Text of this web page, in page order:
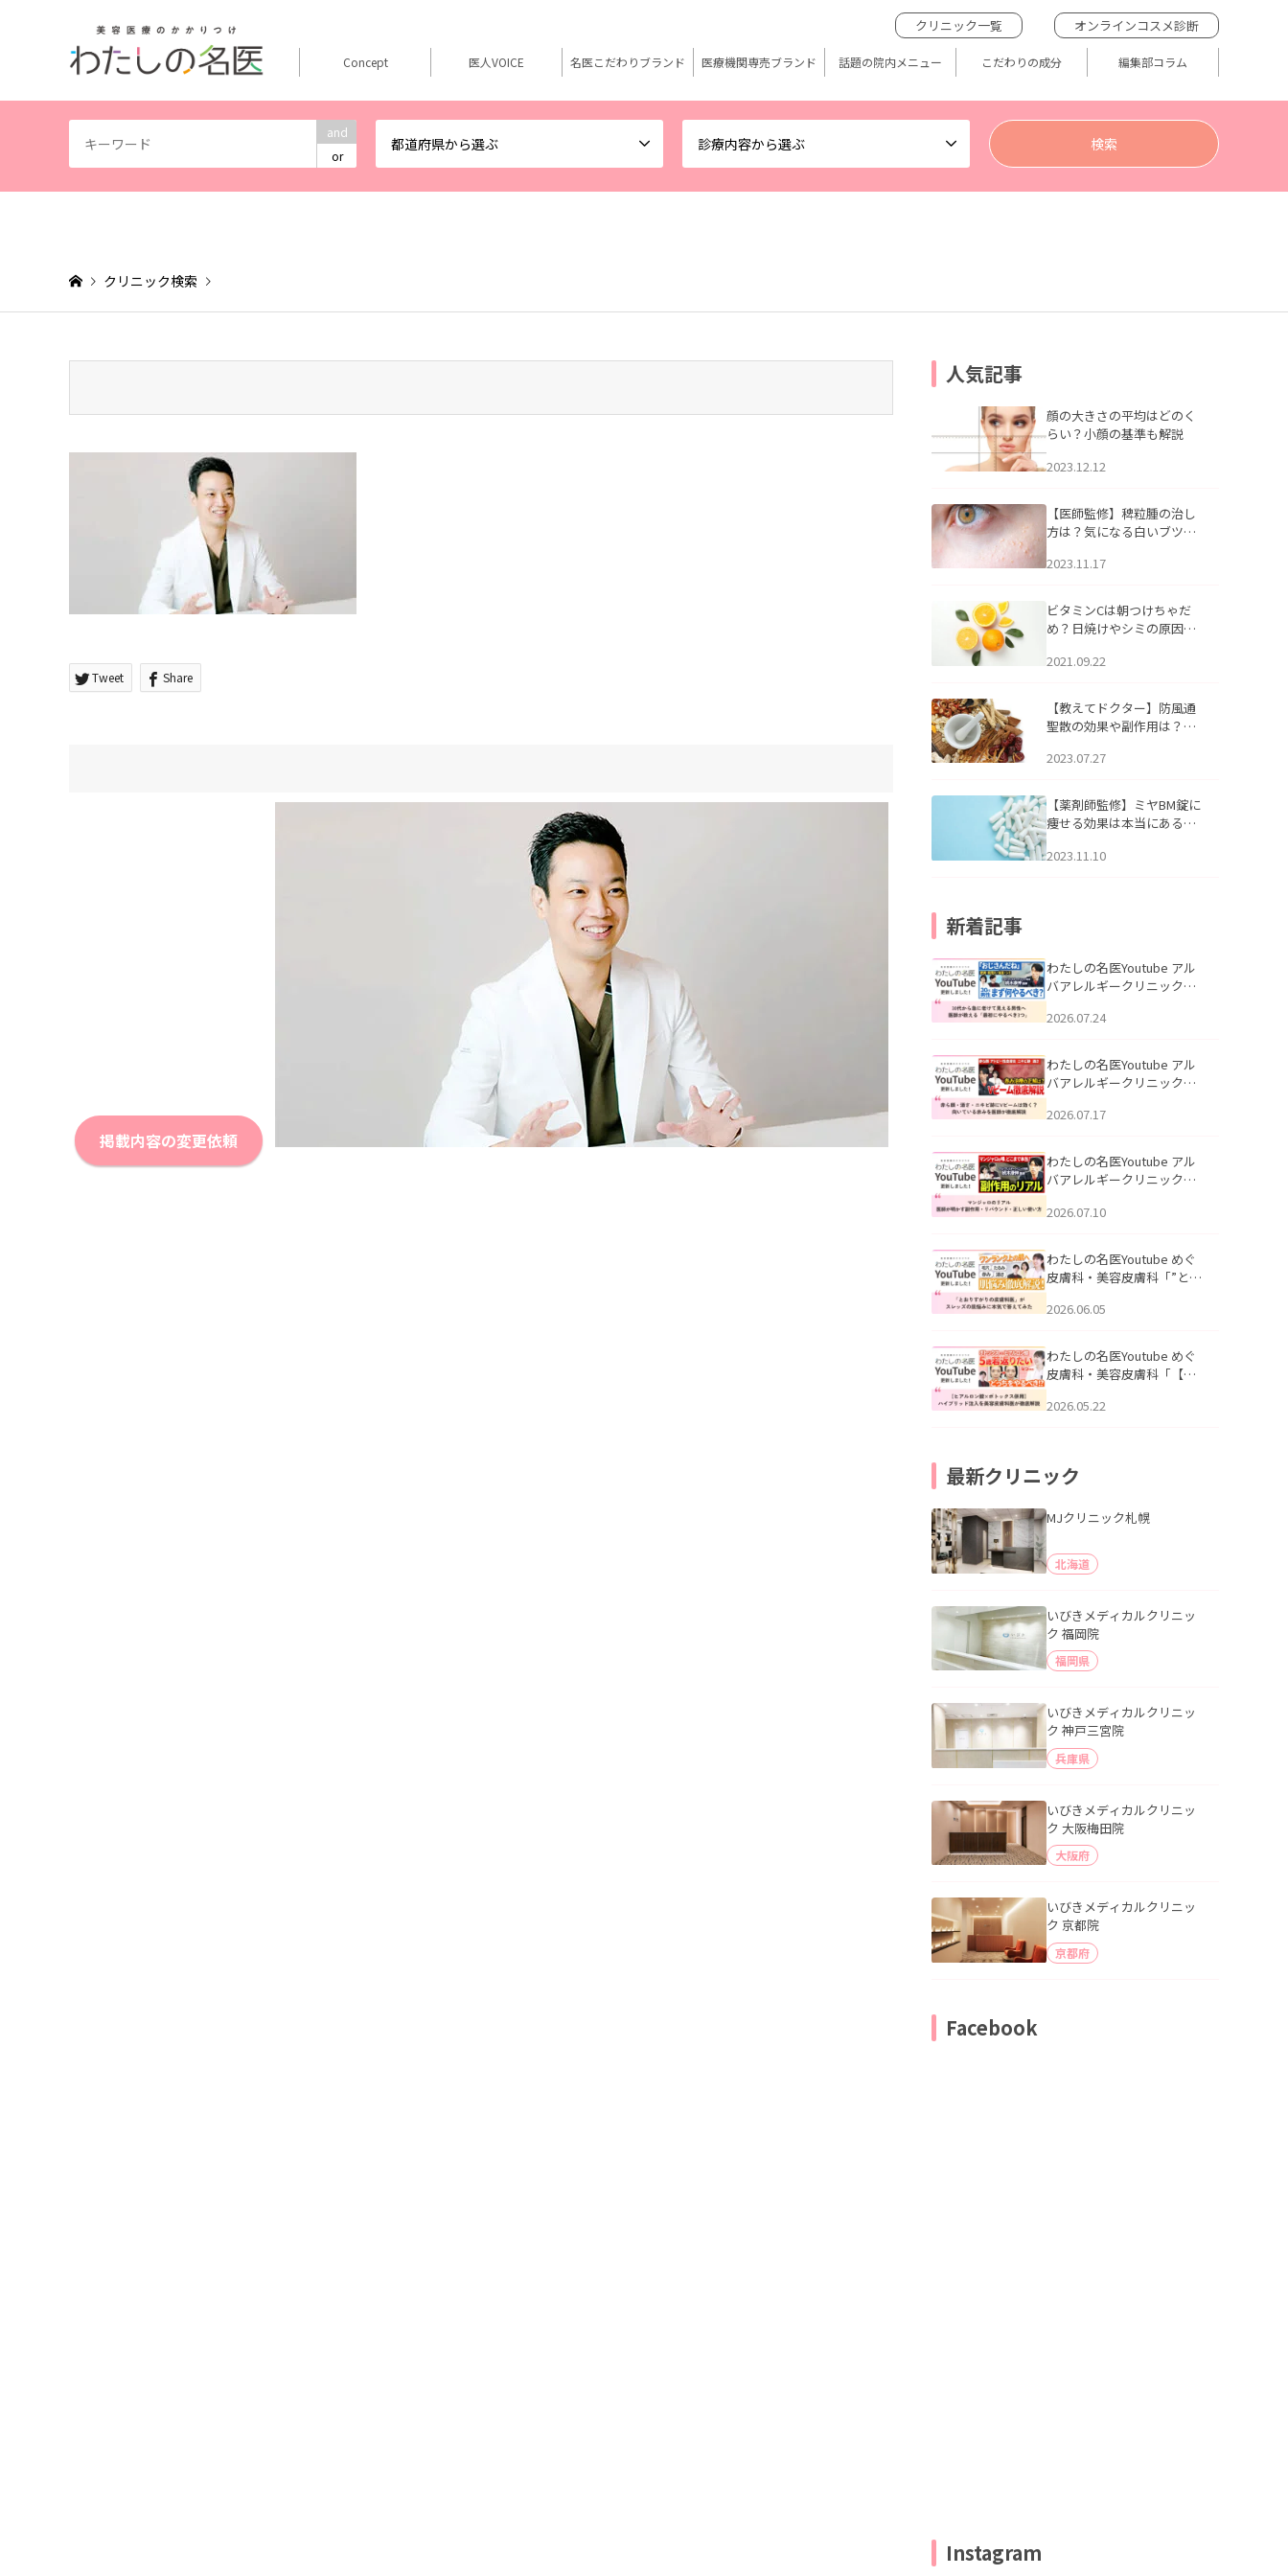
and
or
都道府県から選ぶ 診療内容から選ぶ
クリニック一覧 オンラインコスメ診断
Concept 医人VOICE 名医こだわりブランド 医療機関専売ブランド 話題の院内メニュー こだわりの成分 編集部コラム
クリニック検索
Tweet Share
掲載内容の変更依頼
人気記事
顔の大きさの平均はどのく
らい？小顔の基準も解説
2023.12.12
【医師監修】稗粒腫の治し
方は？気になる白いブツブ
アについて
2023.11.17
ビタミンCは朝つけちゃだ
め？日焼けやシミの原因に
2021.09.22
【教えてドクター】防風通
聖散の効果や副作用は？長
2023.07.27
【薬剤師監修】ミヤBM錠に
痩せる効果は本当にある
2023.11.10
新着記事
わたしの名医Youtube アル
バアレルギークリニック札
える男性へ｜医師が教える
公開いたしました。
2026.07.24
わたしの名医Youtube アル
バアレルギークリニック札
跡にVビームは効く？向いて
説」を公開いたしました。
2026.07.17
わたしの名医Youtube アル
バアレルギークリニック札
医師が明かす副作用・リバ
公開いたしました。
2026.07.10
わたしの名医Youtube めぐ
皮膚科・美容皮膚科「”とお
ッズの肌悩みに本気で答え
た。
2026.06.05
わたしの名医Youtube めぐ
皮膚科・美容皮膚科「【ヒ
用】ハイブリッド注入を美
2026.05.22
最新クリニック
MJクリニック札幌
北海道
いびきメディカルクリニッ
ク 福岡院
福岡県
いびきメディカルクリニッ
ク 神戸三宮院
兵庫県
いびきメディカルクリニッ
ク 大阪梅田院
大阪府
いびきメディカルクリニッ
ク 京都院
京都府
Facebook
Instagram